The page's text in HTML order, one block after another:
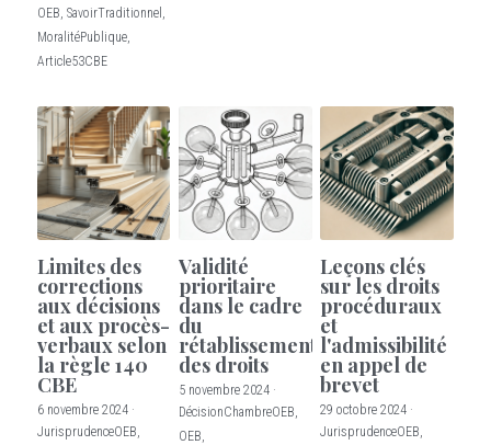
OEB, SavoirTraditionnel,
MoralitéPublique,
Article53CBE
Limites des
corrections
aux décisions
et aux procès-
verbaux selon
la règle 140
CBE
6 novembre 2024 ·
JurisprudenceOEB,
Validité
prioritaire
dans le cadre
du
rétablissement
des droits
5 novembre 2024 ·
DécisionChambreOEB,
OEB,
Leçons clés
sur les droits
procéduraux
et
l'admissibilité
en appel de
brevet
29 octobre 2024 ·
JurisprudenceOEB,